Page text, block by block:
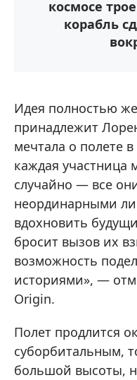
космосе
корабль
Идея полностью
принадлежит
мечтала о полете
каждая участница
случайно — все
неординарными
вдохновить
бросит вызов их
возможность
историями», —
Origin.
Полет продлится
суборбитальным,
большой высоты,